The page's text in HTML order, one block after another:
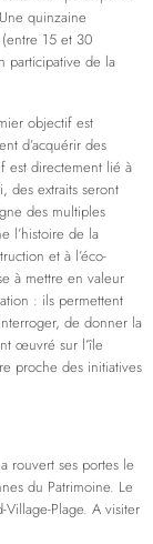
quinzaine
15 et 30
participative de la
objectif est
d’acquérir des
est directement lié à
des extraits seront
des multiples
l’histoire de la
et à l’éco-
à mettre en valeur
: ils permettent
de donner la
œuvré sur l’île
proche des initiatives
rouvert ses portes le
du Patrimoine. Le
Village-Plage. A visiter